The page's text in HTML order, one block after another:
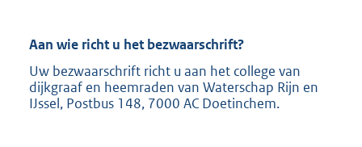
Aan wie richt u het bezwaarschrift?
Uw bezwaarschrift richt u aan het college van
dijkgraaf en heemraden van Waterschap Rijn en
IJssel, Postbus 148, 7000 AC Doetinchem.